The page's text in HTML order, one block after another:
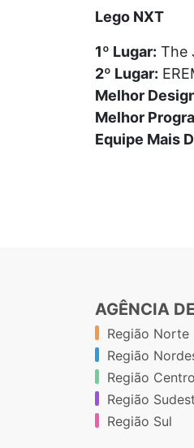
Lego NXT
1º Lugar: The
2º Lugar:
Melhor
Melhor
Equipe Mais
AGÊNCIA
Região Norte
Região
Região
Região
Região Sul